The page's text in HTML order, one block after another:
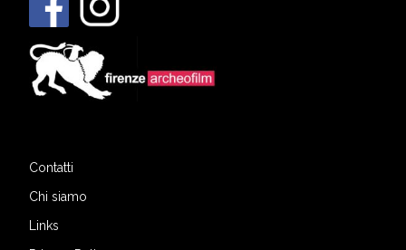
Contatti
Chi siamo
Links